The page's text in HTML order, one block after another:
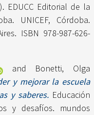
EDUCC Editorial de la
UNICEF, Córdoba.
ISBN 978-987-626-
and Bonetti, Olga
y mejorar la escuela
y saberes. Educación
y desafíos. mundos